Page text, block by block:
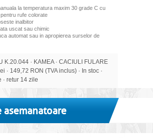
la temperatura maxim 30 grade C cu
rufe colorate
inalbitor
uscat sau chimic
automat sau in apropierea surselor de
K.20.044 · KAMEA · CACIULI FULARE
· 149,72 RON (TVA inclus) · In stoc ·
· retur 14 zile